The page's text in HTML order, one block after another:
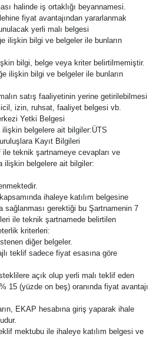
halinde iş ortaklığı beyannamesi.
fiyat avantajından yararlanmak
yerli malı belgesi
ilişkin bilgi ve belgeler ile bunların
bilgi, belge veya kriter belirtilmemiştir.
ilişkin bilgi ve belgeler ile bunların
satış faaliyetinin yerine getirilebilmesi
izin, ruhsat, faaliyet belgesi vb.
Yetki Belgesi
belgelere ait bilgiler:ÜTS
Kayıt Bilgileri
teknik şartnameye cevapları ve
ilişkin belgelere ait bilgiler:
ihaleye katılım belgesine
sağlanması gerektiği bu Şartnamenin 7
ile teknik şartnamede belirtilen
kriterleri:
diğer belgeler.
teklif sadece fiyat esasına göre
açık olup yerli malı teklif eden
15 (yüzde on beş) oranında fiyat avantajı
EKAP hesabına giriş yaparak ihale
mektubu ile ihaleye katılım belgesi ve